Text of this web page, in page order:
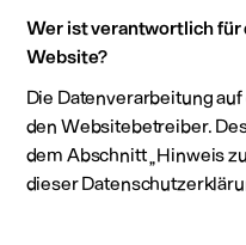
Wer ist verantwortlich für
Website?
Die Datenverarbeitung
den Websitebetreiber.
dem Abschnitt „Hinweis
dieser